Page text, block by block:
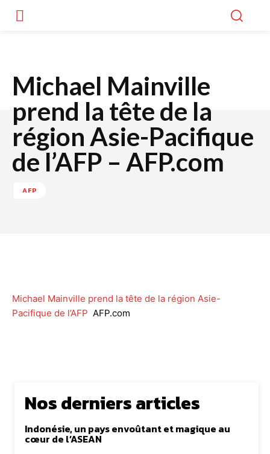
Michael Mainville
prend la tête de la
région Asie-Pacifique
de l’AFP – AFP.com
AFP
Michael Mainville prend la tête de la région Asie-
Pacifique de l’AFP AFP.com
Nos derniers articles
Indonésie, un pays envoûtant et magique au
cœur de l’ASEAN